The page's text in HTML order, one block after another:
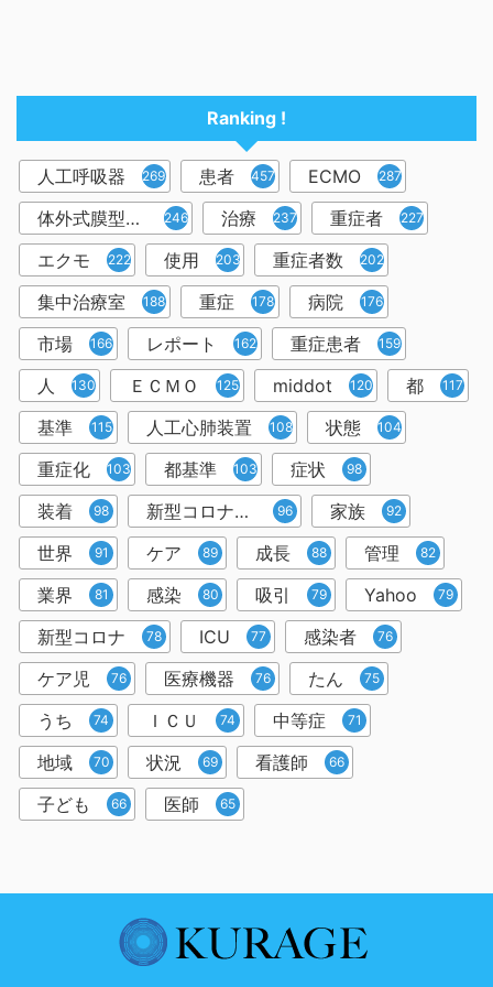
Ranking !
人工呼吸器 2698 患者 457 ECMO 287
体外式膜型人工肺 246 治療 237 重症者 227
エクモ 222 使用 203 重症者数 202
集中治療室 188 重症 178 病院 176
市場 166 レポート 162 重症患者 159
人 130 ＥＣＭＯ 125 middot 120 都 117
基準 115 人工心肺装置 108 状態 104
重症化 103 都基準 103 症状 98
装着 98 新型コロナウイルス 96 家族 92
世界 91 ケア 89 成長 88 管理 82
業界 81 感染 80 吸引 79 Yahoo 79
新型コロナ 78 ICU 77 感染者 76
ケア児 76 医療機器 76 たん 75
うち 74 ＩＣＵ 74 中等症 71
地域 70 状況 69 看護師 66
子ども 66 医師 65